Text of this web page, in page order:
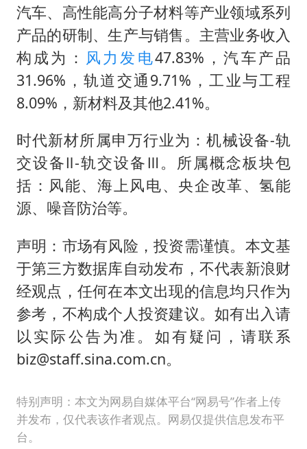
汽车、高性能高分子材料等产业领域系列
产品的研制、生产与销售。主营业务收入
构成为： 风力发电47.83%，汽车产品
31.96%，轨道交通9.71%，工业与工程
8.09%，新材料及其他2.41%。
时代新材所属申万行业为：机械设备-轨
交设备Ⅱ-轨交设备Ⅲ。所属概念板块包
括：风能、海上风电、央企改革、氢能
源、噪音防治等。
声明：市场有风险，投资需谨慎。本文基
于第三方数据库自动发布，不代表新浪财
经观点，任何在本文出现的信息均只作为
参考，不构成个人投资建议。如有出入请
以实际公告为准。如有疑问，请联系
biz@staff.sina.com.cn。
特别声明：本文为网易自媒体平台“网易号”作者上传
并发布，仅代表该作者观点。网易仅提供信息发布平
台。